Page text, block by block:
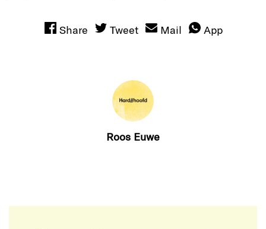
Share Tweet Mail App
Roos Euwe